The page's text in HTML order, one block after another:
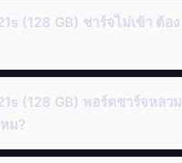
(128 GB) ชาร์จไม่เข้า ต้อง
(128 GB) พอร์ตชาร์จหลวม
ม?